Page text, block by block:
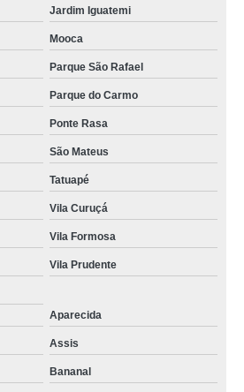
Jardim Iguatemi
Mooca
Parque São Rafael
Parque do Carmo
Ponte Rasa
São Mateus
Tatuapé
Vila Curuçá
Vila Formosa
Vila Prudente
Aparecida
Assis
Bananal